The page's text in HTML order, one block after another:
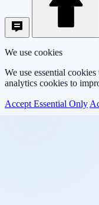
We use cookies
We use essential
analytics cookies to
Accept Essential Only